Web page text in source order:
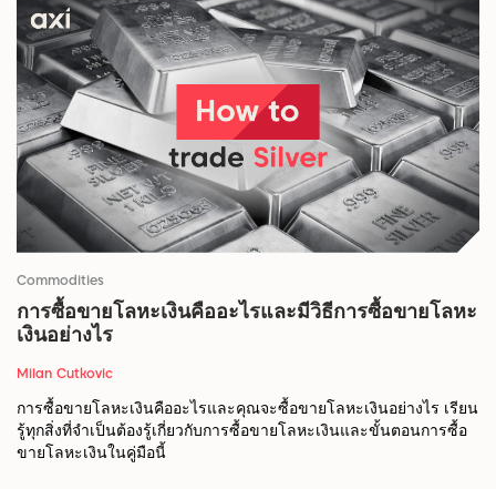
Commodities
การซื้อขายโลหะเงินคืออะไรและมีวิธีการซื้อขายโลหะ
เงินอย่างไร
Milan Cutkovic
การซื้อขายโลหะเงินคืออะไรและคุณจะซื้อขายโลหะเงินอย่างไร เรียน
รู้ทุกสิ่งที่จำเป็นต้องรู้เกี่ยวกับการซื้อขายโลหะเงินและขั้นตอนการซื้อ
ขายโลหะเงินในคู่มือนี้